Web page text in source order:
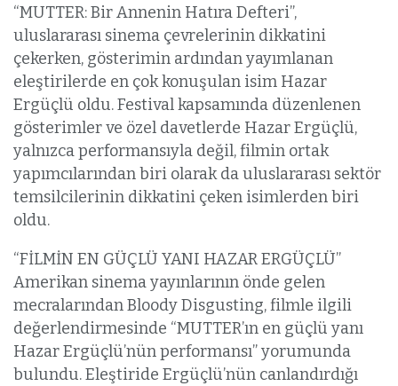
“MUTTER: Bir Annenin Hatıra Defteri”,
uluslararası sinema çevrelerinin dikkatini
çekerken, gösterimin ardından yayımlanan
eleştirilerde en çok konuşulan isim Hazar
Ergüçlü oldu. Festival kapsamında düzenlenen
gösterimler ve özel davetlerde Hazar Ergüçlü,
yalnızca performansıyla değil, filmin ortak
yapımcılarından biri olarak da uluslararası sektör
temsilcilerinin dikkatini çeken isimlerden biri
oldu.
“FİLMİN EN GÜÇLÜ YANI HAZAR ERGÜÇLÜ”
Amerikan sinema yayınlarının önde gelen
mecralarından Bloody Disgusting, filmle ilgili
değerlendirmesinde “MUTTER’ın en güçlü yanı
Hazar Ergüçlü’nün performansı” yorumunda
bulundu. Eleştiride Ergüçlü’nün canlandırdığı